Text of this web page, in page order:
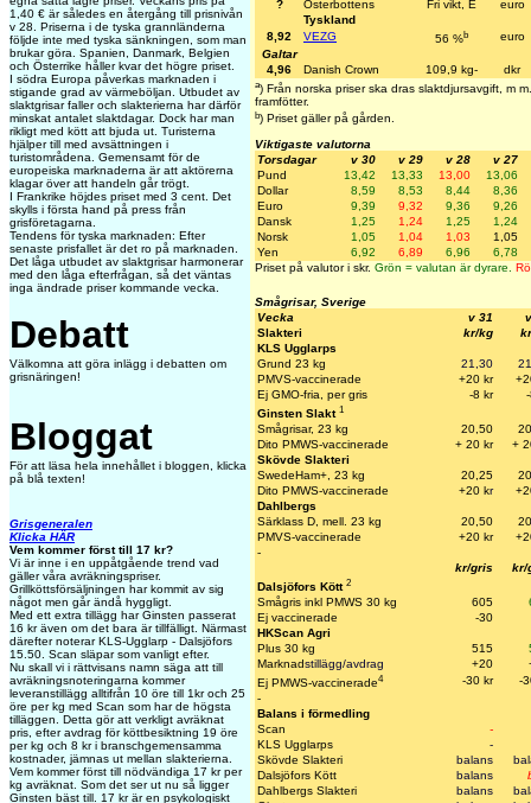
1,40 € är således en återgång till prisnivån
v 28. Priserna i de tyska grannländerna
följde inte med tyska sänkningen, som man
brukar göra. Spanien, Danmark, Belgien
och Österrike håller kvar det högre priset.
I södra Europa påverkas marknaden i
stigande grad av värmeböljan. Utbudet av
slaktgrisar faller och slakterierna har därför
minskat antalet slaktdagar. Dock har man
rikligt med kött att bjuda ut. Turisterna
hjälper till med avsättningen i
turistområdena. Gemensamt för de
europeiska marknaderna är att aktörerna
klagar över att handeln går trögt.
I Frankrike höjdes priset med 3 cent. Det
skylls i första hand på press från
grisföretagarna.
Tendens för tyska marknaden: Efter
senaste prisfallet är det ro på marknaden.
Det låga utbudet av slaktgrisar harmonerar
med den låga efterfrågan, så det väntas
inga ändrade priser kommande vecka.
Debatt
Välkomna att göra inlägg i debatten om
grisnäringen!
Bloggat
För att läsa hela innehållet i bloggen, klicka
på blå texten!
Grisgeneralen
Klicka HÄR
Vem kommer först till 17 kr?
Vi är inne i en uppåtgående trend vad
gäller våra avräkningspriser.
Grillköttsförsäljningen har kommit av sig
något men går ändå hyggligt.
Med ett extra tillägg har Ginsten passerat
16 kr även om det bara är tillfälligt. Närmast
därefter noterar KLS-Ugglarp - Dalsjöfors
15.50. Scan släpar som vanligt efter.
Nu skall vi i rättvisans namn säga att till
avräkningsnoteringarna kommer
leveranstillägg alltifrån 10 öre till 1kr och 25
öre per kg med Scan som har de högsta
tilläggen. Detta gör att verkligt avräknat
pris, efter avdrag för köttbesiktning 19 öre
per kg och 8 kr i branschgemensamma
kostnader, jämnas ut mellan slakterierna.
Vem kommer först till nödvändiga 17 kr per
kg avräknat. Som det ser ut nu så ligger
Ginsten bäst till. 17 kr är en psykologiskt
? Österbottens Fri vikt, E
euro
Tyskland
8,92
VEZG 56 %b
euro
Galtar
4,96
Danish Crown 109,9 kg- dkr
a) Från norska priser ska dras slaktdjursavgift, m
framfötter.
b) Priset gäller på gården.
Viktigaste valutorna
Torsdagar
v 30 v 29 v 28
v 27
Pund
13,42 13,33 13,00
13,06
Dollar
8,59 8,53 8,44
8,36
Euro
9,39 9,32 9,36
9,26
Dansk
1,25 1,24 1,25
1,24
Norsk
1,05 1,04 1,03
1,05
Yen
6,92 6,89 6,96
6,78
Priset på valutor i skr. Grön = valutan är dyrare.
Smågrisar, Sverige
Vecka
v 31
Slakteri
kr/kg
KLS Ugglarps
Grund 23 kg
21,30
PMVS-vaccinerade
+20 kr
Ej GMO-fria, per gris
-8 kr
Ginsten Slakt 1
Smågrisar, 23 kg 20,50
Dito PMWS-vaccinerade
+ 20 kr
+
Skövde Slakteri
SwedeHam+, 23 kg
20,25
Dito PMWS-vaccinerade
+20 kr
Dahlbergs
Särklass D, mell. 23 kg
20,50
PMVS-vaccinerade
+20 kr
-
kr/gris
kr/
Dalsjöfors Kött 2
Smågris inkl PMWS 30 kg 605
Ej vaccinerade
-30
HKScan Agri
Plus 30 kg
515
Marknadstillägg/avdrag +20
Ej PMWS-vaccinerade4 -30 kr
-
-
Balans i förmedling
Scan
-
KLS Ugglarps
-
Skövde Slakteri
balans
Dalsjöfors Kött
balans
Dahlbergs Slakteri
balans